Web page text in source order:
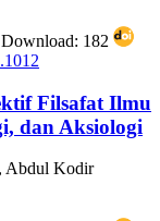
182
Filsafat Ilmu
dan Aksiologi
Abdul Kodir